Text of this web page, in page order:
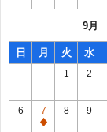
館
館
日
9月
日 月 火 水
1 2
6
7
通
8 9